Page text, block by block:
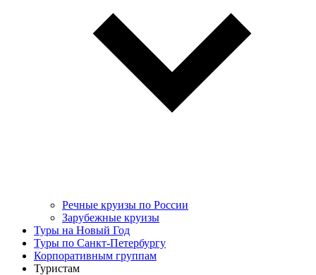
Речные круизы по России
Зарубежные круизы
Туры на Новый Год
Туры по Санкт-Петербургу
Корпоративным группам
Туристам